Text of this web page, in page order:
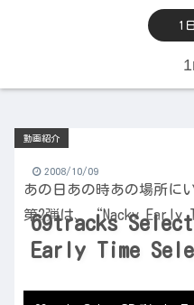
1
69tracks
Early Time
動画紹介
2008/10/09
あの日あの時あの場所に
第2弾は、“Nacky Early